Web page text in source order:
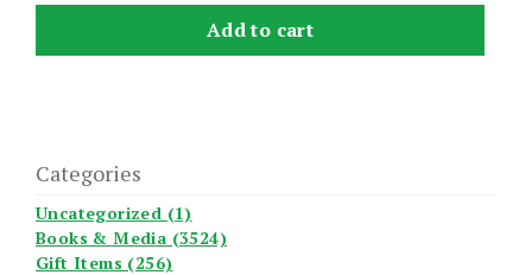
Add to cart
Categories
Uncategorized (1)
Books & Media (3524)
Gift Items (256)